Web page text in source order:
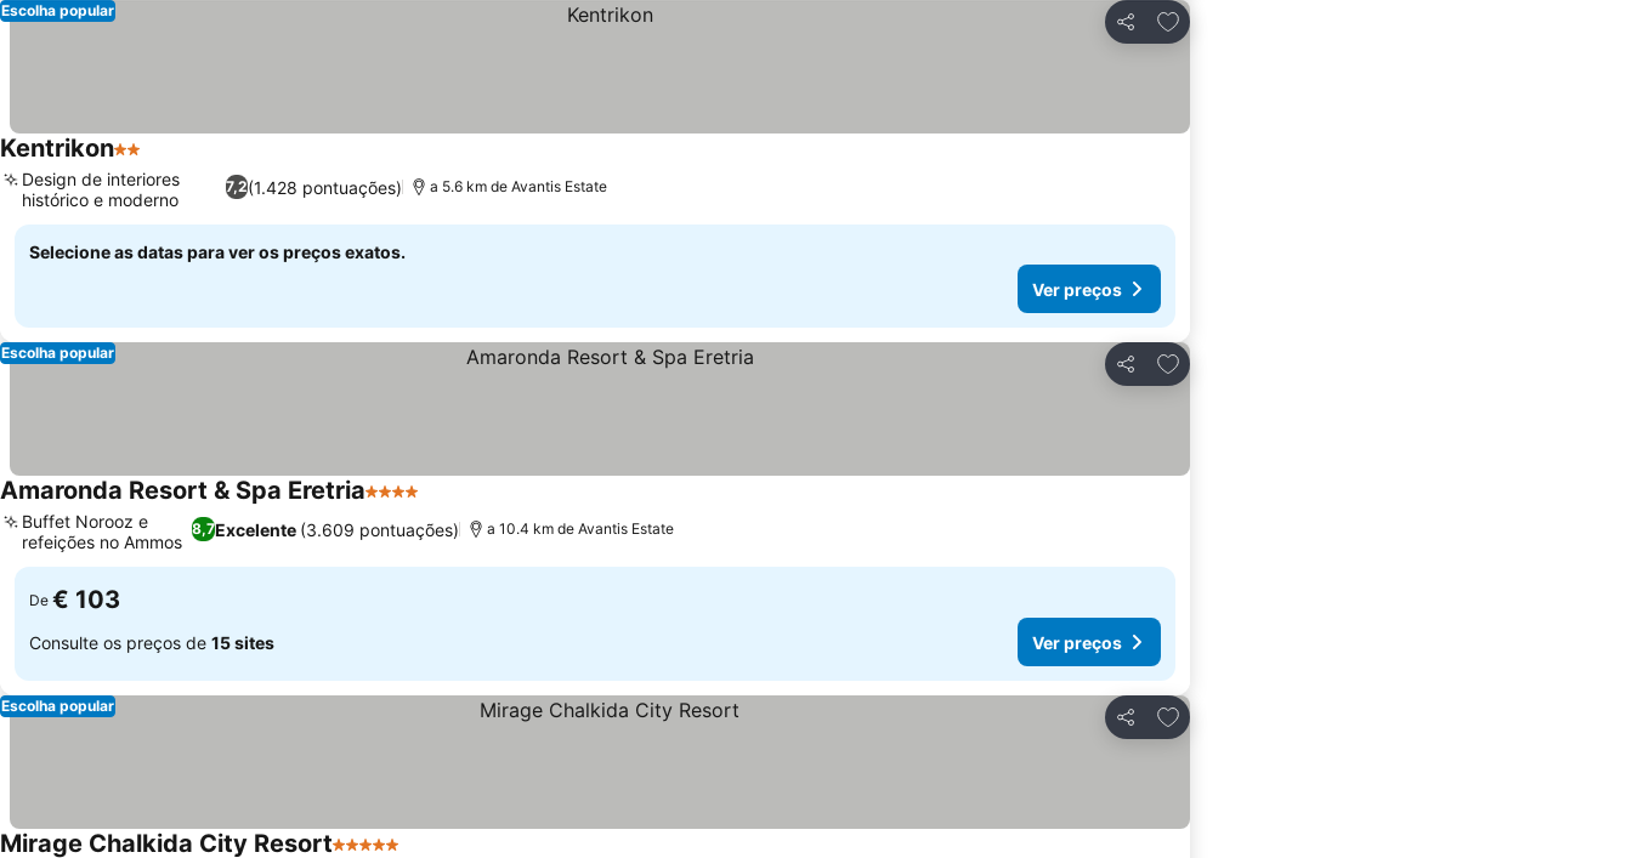
Partilhar
Adicionar aos favoritos
Escolha popular
Kentrikon2 Estrelas
7,2(1.428 pontuações)
Design de interiores
histórico e moderno
a 5.6 km de Avantis Estate
Selecione as datas para ver os preços exatos.
Ver preços
Partilhar
Adicionar aos favoritos
Escolha popular
Amaronda Resort & Spa Eretria4 Estrelas
8,7Excelente (3.609 pontuações)
Buffet Norooz e
refeições no Ammos
a 10.4 km de Avantis Estate
De € 103
Consulte os preços de 15 sites Ver preços
Partilhar
Adicionar aos favoritos
Escolha popular
Mirage Chalkida City Resort